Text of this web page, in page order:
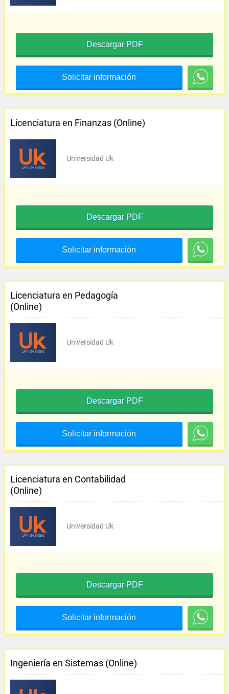
Descargar PDF
Solicitar información
Licenciatura en Finanzas (Online)
Universidad Uk
Descargar PDF
Solicitar información
Licenciatura en Pedagogía
(Online)
Universidad Uk
Descargar PDF
Solicitar información
Licenciatura en Contabilidad
(Online)
Universidad Uk
Descargar PDF
Solicitar información
Ingeniería en Sistemas (Online)